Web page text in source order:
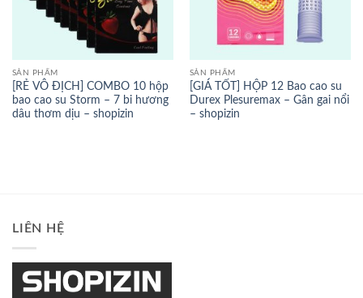
SẢN PHẨM
[RẺ VÔ ĐỊCH] COMBO 10 hộp
bao cao su Storm – 7 bi hương
dâu thơm dịu – shopizin
SẢN PHẨM
[GIÁ TỐT] HỘP 12 Bao cao su
Durex Plesuremax – Gân gai nổi
– shopizin
LIÊN HỆ